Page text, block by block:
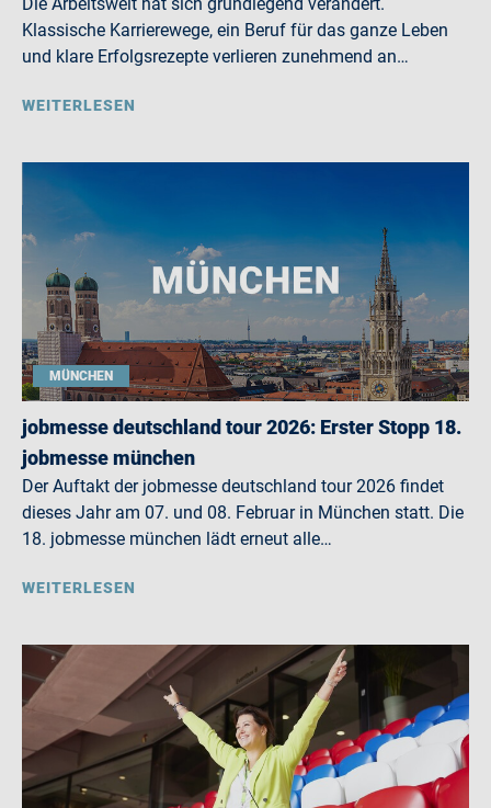
Klassische Karrierewege, ein Beruf für das ganze Leben
und klare Erfolgsrezepte verlieren zunehmend an…
WEITERLESEN
MÜNCHEN
jobmesse deutschland tour 2026: Erster Stopp 18.
jobmesse münchen
Der Auftakt der jobmesse deutschland tour 2026 findet
dieses Jahr am 07. und 08. Februar in München statt. Die
18. jobmesse münchen lädt erneut alle…
WEITERLESEN